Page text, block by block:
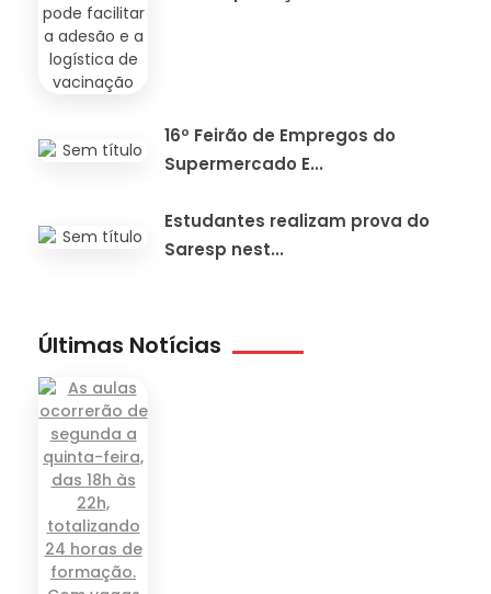
16º Feirão de Empregos do
Supermercado E...
Estudantes realizam prova do
Saresp nest...
Últimas Notícias